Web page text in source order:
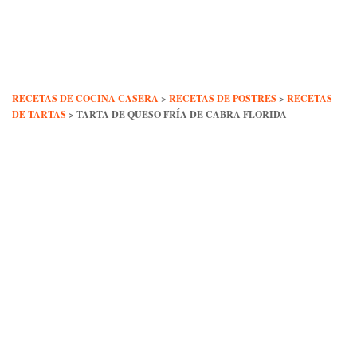
RECETAS DE COCINA CASERA > RECETAS DE POSTRES > RECETAS
DE TARTAS > TARTA DE QUESO FRÍA DE CABRA FLORIDA